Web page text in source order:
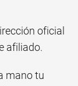
oficial
afiliado.
mano tu